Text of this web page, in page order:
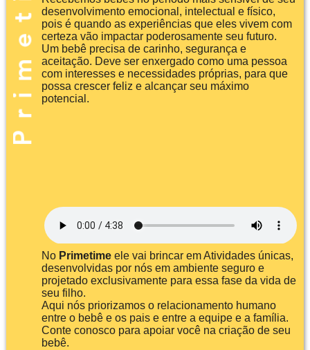
desenvolvimento emocional, intelectual e físico,
pois é quando as experiências que eles vivem com
certeza vão impactar poderosamente seu futuro.
Um bebê precisa de carinho, segurança e
aceitação. Deve ser enxergado como uma pessoa
com interesses e necessidades próprias, para que
possa crescer feliz e alcançar seu máximo
potencial.
No Primetimeele vai brincar em Atividades únicas,
desenvolvidas por nós em ambiente seguro e
projetado exclusivamente para essa fase da vida de
seu filho.
Aqui nós priorizamos o relacionamento humano
entre o bebê e os pais e entre a equipe e a família.
Conte conosco para apoiar você na criação de seu
bebê.